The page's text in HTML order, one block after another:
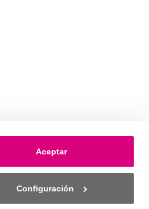
Aceptar
Configuración